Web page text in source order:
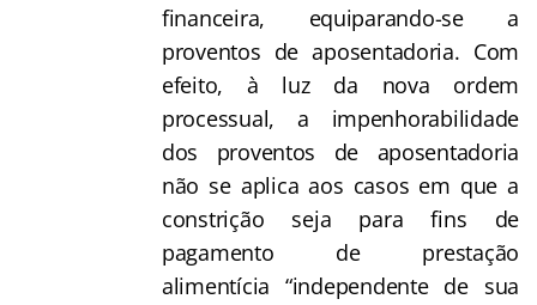
financeira, equiparando-se a
proventos de aposentadoria. Com
efeito, à luz da nova ordem
processual, a impenhorabilidade
dos proventos de aposentadoria
não se aplica aos casos em que a
constrição seja para fins de
pagamento de prestação
alimentícia “independente de sua